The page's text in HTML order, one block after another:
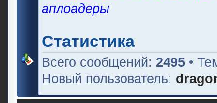
аплоадеры
Статистика
Всего сообщений: 2495 •
Новый пользователь: